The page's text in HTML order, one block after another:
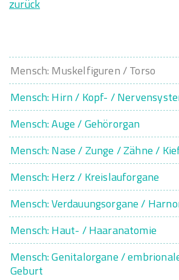
zurück
Mensch: Muskelfiguren / Torso
Mensch: Hirn / Kopf- /
Mensch: Auge / Gehörorgan
Mensch: Nase / Zunge / Zähne /
Mensch: Herz / Kreislauforgane
Mensch: Verdauungsorgane /
Mensch: Haut- / Haaranatomie
Mensch: Genitalorgane /
Geburt